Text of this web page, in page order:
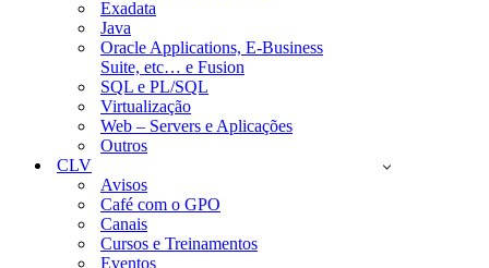
Exadata
Java
Oracle Applications, E-Business
Suite, etc… e Fusion
SQL e PL/SQL
Virtualização
Web – Servers e Aplicações
Outros
CLV
Avisos
Café com o GPO
Canais
Cursos e Treinamentos
Eventos